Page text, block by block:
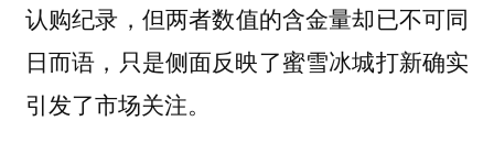
认购纪录 ，但两者数值的含金量却已不可同
日而语，只是侧面反映了蜜雪冰城打新确实
引发了市场关注。